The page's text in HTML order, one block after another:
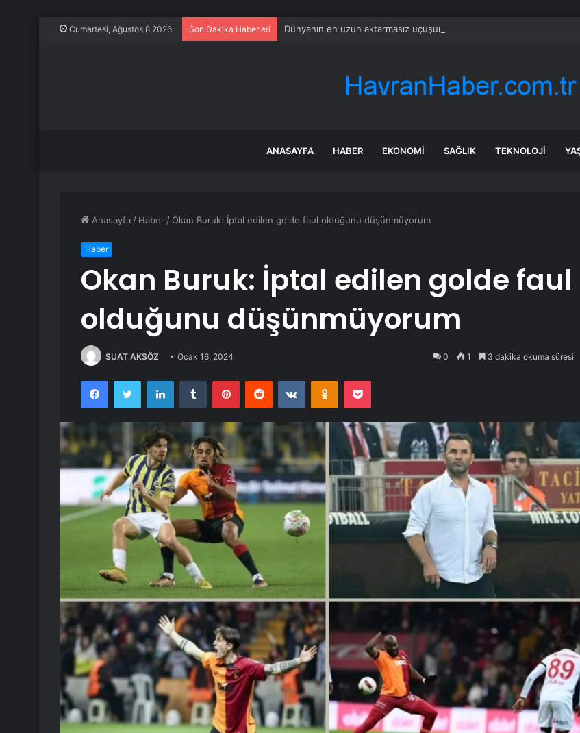
Cumartesi, Ağustos 8 2026 Son Dakika Haberleri Dünyanın en uzun aktarmasız uçuşunda tarihi rekor: 24 saatten fazla
ANASAYFA HABER EKONOMI SAĞLIK TEKNOLOJI
Anasayfa / Haber / Okan Buruk: İptal edilen golde faul olduğunu düşünmüyorum
Haber
Okan Buruk: İptal edilen golde faul
olduğunu düşünmüyorum
SUAT AKSÖZ Ocak 16, 2024 0 1 3 dakika okuma süresi
FacebookTwitter LinkedInTumblr PinterestReddit VKontakteOdnoklassniki
Pocket